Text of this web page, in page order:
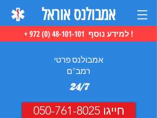
אמבולנס אוראל
+ 972 (0) 48-101-101 למידע נוסף !
אמבולנס פרטי
רמב"ם
24/7
חייגו 050-761-8025